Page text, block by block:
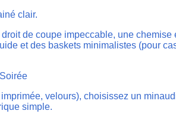
clair.
de coupe impeccable, une chemise
et des baskets minimalistes (pour
velours), choisissez un
simple.